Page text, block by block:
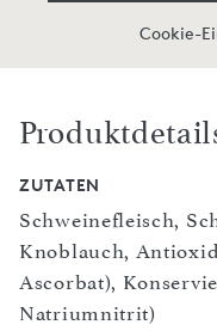
Cookie-
ZUTATEN
Schweinefleisch,
Knoblauch,
Ascorbat),
Natriumnitrit)